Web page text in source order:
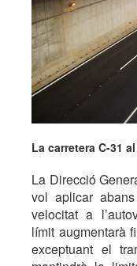
La carretera C-31
La Direcció
vol aplicar
velocitat a
límit augmentarà
exceptuant el